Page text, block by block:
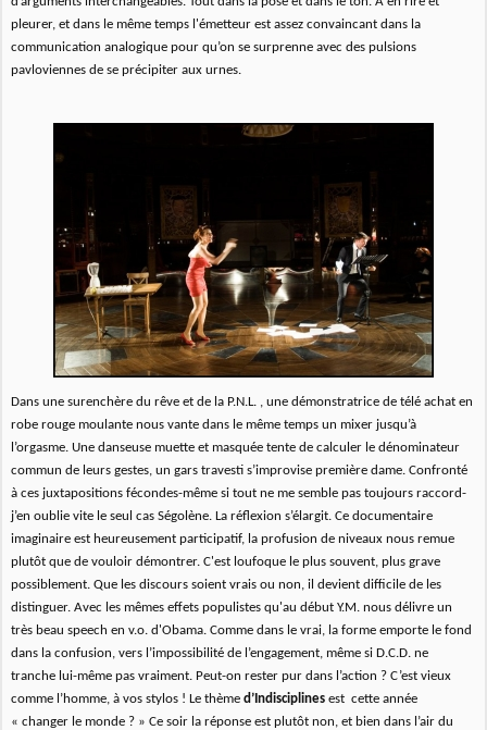
pleurer, et dans le même temps l'émetteur est assez convaincant dans la
communication analogique pour qu’on se surprenne avec des pulsions
pavloviennes de se précipiter aux urnes.
Dans une surenchère du rêve et de la P.N.L. , une démonstratrice de télé achat en
robe rouge moulante nous vante dans le même temps un mixer jusqu’à
l’orgasme. Une danseuse muette et masquée tente de calculer le dénominateur
commun de leurs gestes, un gars travesti s’improvise première dame. Confronté
à ces juxtapositions fécondes-même si tout ne me semble pas toujours raccord-
j’en oublie vite le seul cas Ségolène. La réflexion s’élargit. Ce documentaire
imaginaire est heureusement participatif, la profusion de niveaux nous remue
plutôt que de vouloir démontrer. C'est loufoque le plus souvent, plus grave
possiblement. Que les discours soient vrais ou non, il devient difficile de les
distinguer. Avec les mêmes effets populistes qu'au début Y.M. nous délivre un
très beau speech en v.o. d'Obama. Comme dans le vrai, la forme emporte le fond
dans la confusion, vers l’impossibilité de l’engagement, même si D.C.D. ne
tranche lui-même pas vraiment. Peut-on rester pur dans l’action ? C’est vieux
comme l’homme, à vos stylos ! Le thème d’Indisciplinesest cette année
« changer le monde ? » Ce soir la réponse est plutôt non, et bien dans l’air du